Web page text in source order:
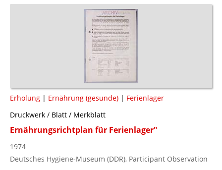
Erholung | Ernährung (gesunde) | Ferienlager
Druckwerk / Blatt / Merkblatt
Ernährungsrichtplan für Ferienlager"
1974
Deutsches Hygiene-Museum (DDR), Participant Observation